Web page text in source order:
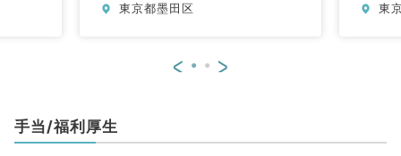
科、腎臓内科、老年内科、膠原病
東京都墨田区 東
< >
手当/福利厚生